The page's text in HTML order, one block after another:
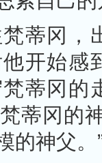
蒂冈，
开始感
蒂冈的
蒂冈的
的神父。